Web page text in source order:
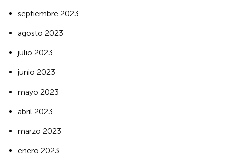
septiembre 2023
agosto 2023
julio 2023
junio 2023
mayo 2023
abril 2023
marzo 2023
enero 2023